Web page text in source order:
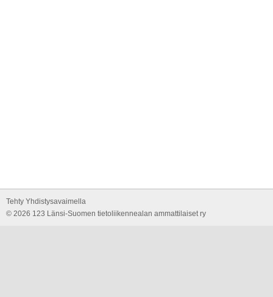
Tehty Yhdistysavaimella
© 2026 123 Länsi-Suomen tietoliikennealan ammattilaiset ry